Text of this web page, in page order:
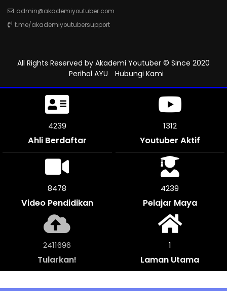
admin@akademiyoutuber.com
t.me/akademiyoutubersupport
All Rights Reserved by Akademi Youtuber © Since 2020
Perihal AYU
Hubungi Kami
4752
Ahli Berdaftar
1312
Youtuber Aktif
9504
Video Pendidikan
4752
Pelajar Maya
2703764
Tularkan!
1
Laman Utama